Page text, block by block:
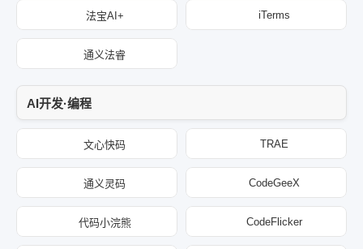
法宝AI+ iTerms
通义法睿
AI开发·编程
文心快码 TRAE
通义灵码 CodeGeeX
代码小浣熊 CodeFlicker